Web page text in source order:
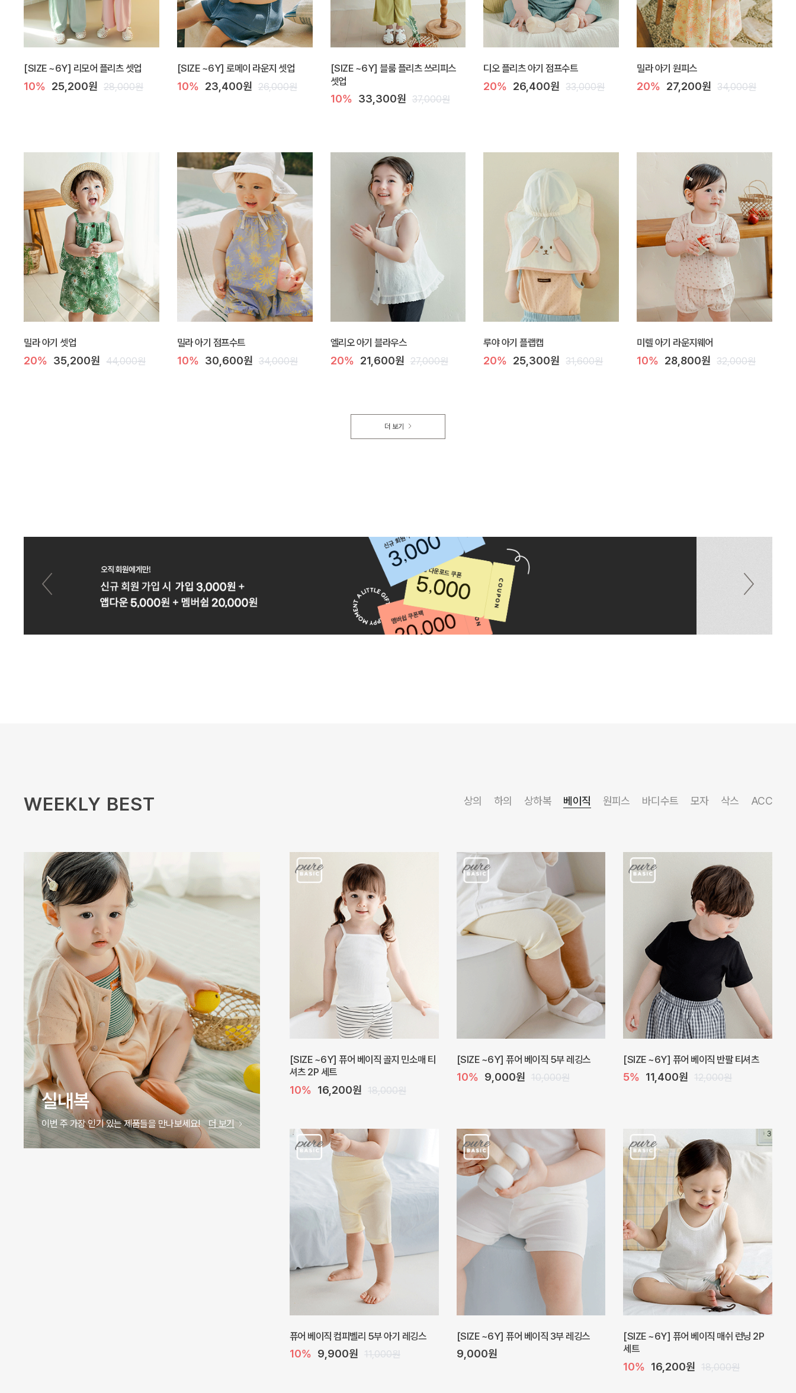
[SIZE ~6Y] 리모어 플리츠 셋업
10% 25,200원 28,000원
[SIZE ~6Y] 로메이 라운지 셋업
10% 23,400원 26,000원
[SIZE ~6Y] 블룸 플리츠 쓰리피스
셋업
10% 33,300원 37,000원
디오 플리츠 아기 점프수트
20% 26,400원 33,000원
밀라 아기 원피스
20% 27,200원 34,000원
밀라 아기 셋업
20% 35,200원 44,000원
밀라 아기 점프수트
10% 30,600원 34,000원
엘리오 아기 블라우스
20% 21,600원 27,000원
루야 아기 플랩캡
20% 25,300원 31,600원
미렐 아기 라운지웨어
10% 28,800원 32,000원
더 보기
WEEKLY BEST 상의 하의 상하복 베이직 원피스 바디수트 모자 삭스 ACC
실내복
이번 주 가장 인기 있는 제품들을 만나보세요! 더 보기
[SIZE ~6Y] 퓨어 베이직 골지 민소매 티
셔츠 2P 세트
10% 16,200원 18,000원
[SIZE ~6Y] 퓨어 베이직 5부 레깅스
10% 9,000원 10,000원
[SIZE ~6Y] 퓨어 베이직 반팔 티셔츠
5% 11,400원 12,000원
퓨어 베이직 컴피벨리 5부 아기 레깅스
10% 9,900원 11,000원
[SIZE ~6Y] 퓨어 베이직 3부 레깅스
9,000원
[SIZE ~6Y] 퓨어 베이직 매쉬 런닝 2P
세트
10% 16,200원 18,000원